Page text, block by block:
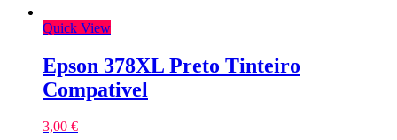
Quick View
Epson 378XL Preto Tinteiro
Compativel
3,00 €